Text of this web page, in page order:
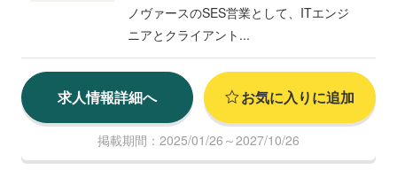
ノヴァースのSES営業として、ITエンジ
ニアとクライアント...
求人情報詳細へ お気に入りに追加
掲載期間：2025/01/26～2027/10/26